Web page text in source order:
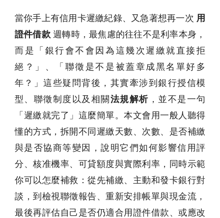
當你手上有信用卡遲繳紀錄、又急著想再一次 用
證件借款週轉時，最焦慮的往往不是利率本身，
而是「銀行會不會因為這幾次遲繳就直接拒
絕？」、「聯徵是不是被蓋章成黑名單好多
年？」這些疑問背後，其實牽涉到銀行授信模
型、聯徵制度以及相關法規解析 ，並不是一句
「遲繳就完了」這麼簡單。本文會用一般人聽得
懂的方式，拆開不同遲繳天數、次數、是否補繳
與是否協商等變因，說明它們如何影響信用評
分、核准機率、可貸額度與實際利率，同時示範
你可以怎麼補救：從先補繳、主動和發卡銀行對
談，到檢視聯徵報告、重新安排帳單與現金流，
最後再評估自己是否仍適合用證件借款、或應改